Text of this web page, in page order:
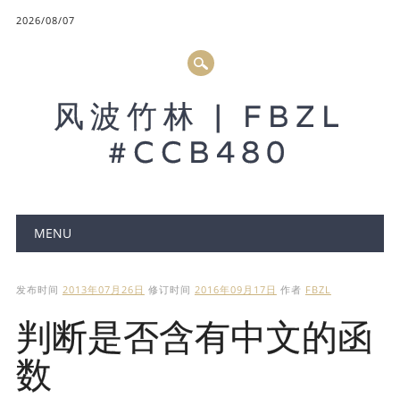
2026/08/07
风波竹林 | FBZL
#CCB480
Main menu
MENU
发布时间 2013年07月26日 修订时间 2016年09月17日 作者 FBZL
判断是否含有中文的函
数